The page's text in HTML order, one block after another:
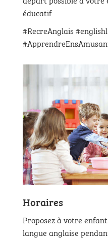
éducatif
#RecreAnglais
Horaires
Proposez à votre
langue anglaise